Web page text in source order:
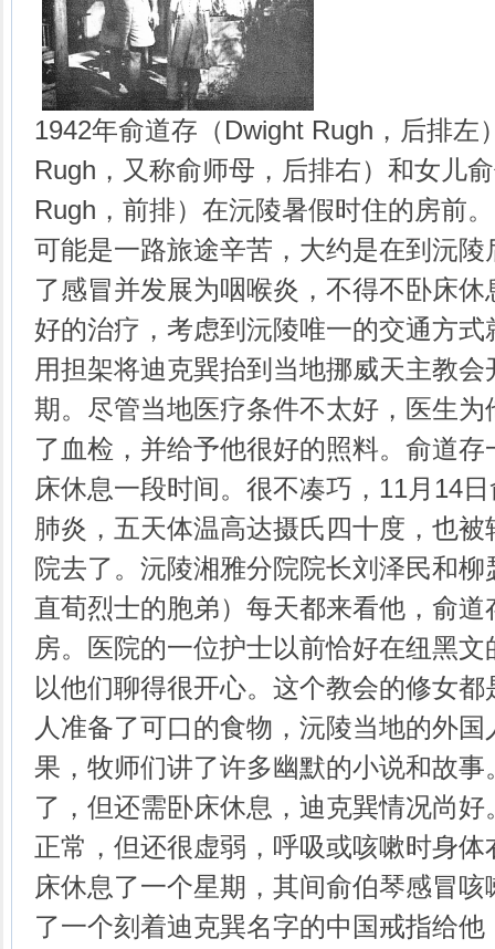
1942年俞道存（Dwight Rugh，后排左
Rugh，又称俞师母，后排右）和女儿
Rugh，前排）在沅陵暑假时住的房前。
可能是一路旅途辛苦，大约是在到沅
了感冒并发展为咽喉炎，不得不卧床
好的治疗，考虑到沅陵唯一的交通方
用担架将迪克巽抬到当地挪威天主教
期。尽管当地医疗条件不太好，医生
了血检，并给予他很好的照料。俞道
床休息一段时间。很不凑巧，11月14
肺炎，五天体温高达摄氏四十度，也
院去了。沅陵湘雅分院院长刘泽民和
直荀烈士的胞弟）每天都来看他，俞
房。医院的一位护士以前恰好在纽黑
以他们聊得很开心。这个教会的修女
人准备了可口的食物，沅陵当地的外
果，牧师们讲了许多幽默的小说和故
了，但还需卧床休息，迪克巽情况尚
正常，但还很虚弱，呼吸或咳嗽时身
床休息了一个星期，其间俞伯琴感冒
了一个刻着迪克巽名字的中国戒指给